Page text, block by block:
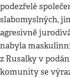
podezřelé
slabomyslných,
agresivně
nabyla
z Rusalky v
komunity se